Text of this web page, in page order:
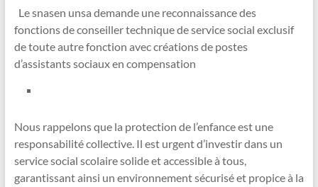
Le snasen unsa demande une reconnaissance des
fonctions de conseiller technique de service social exclusif
de toute autre fonction avec créations de postes
d’assistants sociaux en compensation
Nous rappelons que la protection de l’enfance est une
responsabilité collective. Il est urgent d’investir dans un
service social scolaire solide et accessible à tous,
garantissant ainsi un environnement sécurisé et propice à la